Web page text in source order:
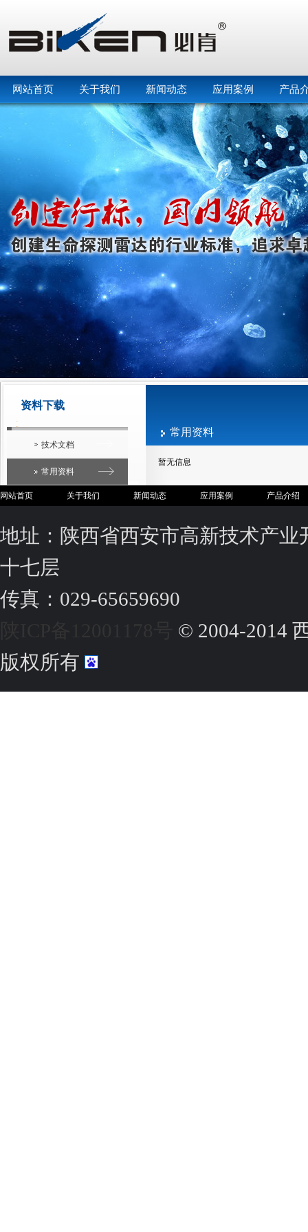
网站首页 关于我们 新闻动态 应用案例 产品
资料下载
技术文档
常用资料
常用资料
暂无信息
网站首页 关于我们 新闻动态 应用案例 产品介绍
地址：陕西省西安市高新技术产
十七层
传真：029-65659690
© 2004-2014
版权所有
在线客服